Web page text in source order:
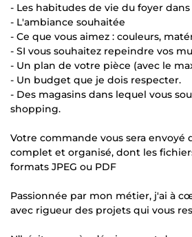
- Les habitudes de vie du foyer
- L'ambiance souhaitée
- Ce que vous aimez : couleurs,
- SI vous souhaitez repeindre vos
- Un plan de votre pièce (avec le
- Un budget que je dois respecter.
- Des magasins dans lequel vous
shopping.
Votre commande vous sera envoyé
complet et organisé, dont les
formats JPEG ou PDF
Passionnée par mon métier, j'ai à
avec rigueur des projets qui vous